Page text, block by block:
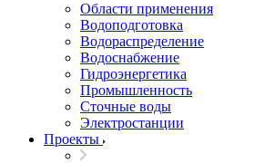
Области применения
Водоподготовка
Водораспределение
Водоснабжение
Гидроэнергетика
Промышленность
Сточные воды
Электростанции
Проекты